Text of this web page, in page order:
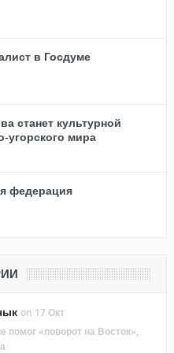
в Госдуме
станет культурной
угорского мира
федерация
on 17 Окт
помог «поворот на Восток»,